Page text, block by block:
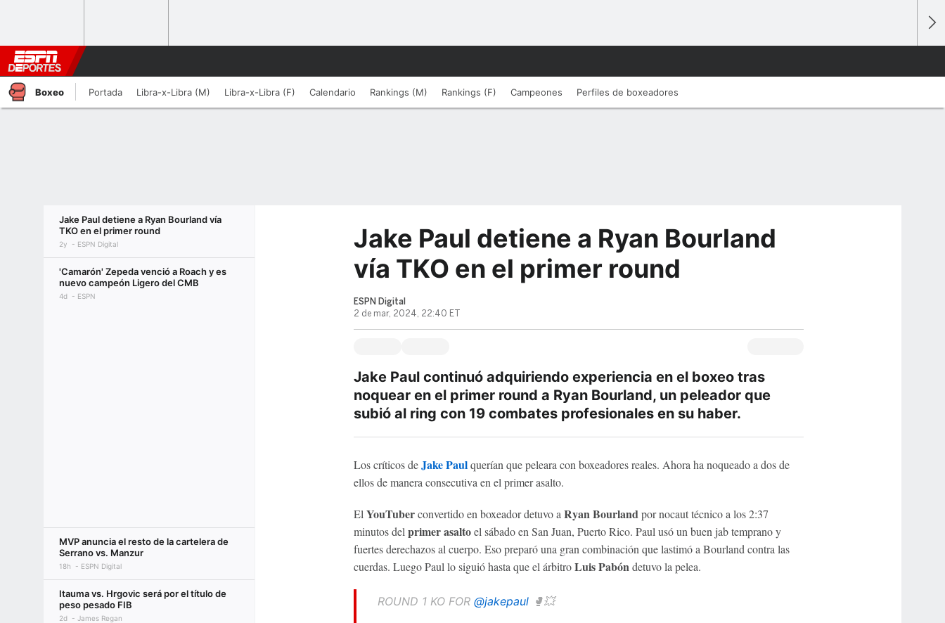
Boxeo Portada Libra-x-Libra (M) Libra-x-Libra (F) Calendario Rankings (M) Rankings (F) Campeones Perfiles de boxeadores
Jake Paul detiene a Ryan Bourland vía
TKO en el primer round
2y ESPN Digital
'Camarón' Zepeda venció a Roach y es
nuevo campeón Ligero del CMB
4d ESPN
MVP anuncia el resto de la cartelera de
Serrano vs. Manzur
18h ESPN Digital
Itauma vs. Hrgovic será por el título de
peso pesado FIB
2d James Regan
Jake Paul detiene a Ryan Bourland
vía TKO en el primer round
ESPN Digital
2 de mar, 2024, 22:40 ET
Jake Paul continuó adquiriendo experiencia en el boxeo tras
noquear en el primer round a Ryan Bourland, un peleador que
subió al ring con 19 combates profesionales en su haber.
Los críticos deJake Paulquerían que peleara con boxeadores reales. Ahora ha noqueado a dos de
ellos de manera consecutiva en el primer asalto.
El YouTuberconvertido en boxeador detuvo a Ryan Bourland por nocaut técnico a los 2:37
minutos del primer asaltoel sábado en San Juan, Puerto Rico. Paul usó un buen jab temprano y
fuertes derechazos al cuerpo. Eso preparó una gran combinación que lastimó a Bourland contra las
cuerdas. Luego Paul lo siguió hasta que el árbitroLuis Pabón detuvo la pelea.
ROUND 1 KO FOR @jakepaul🥊💥